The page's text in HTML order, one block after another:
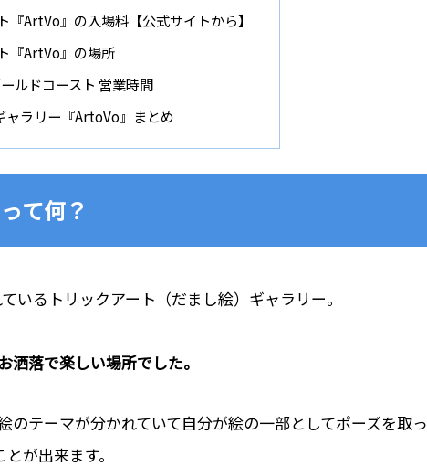
『ArtVo』の入場料【公式サイトから】
『ArtVo』の場所
ルドコースト 営業時間
ャラリー『ArtoVo』まとめ
て何？
いるトリックアート（だまし絵）ギャラリー。
落で楽しい場所でした。
のテーマが分かれていて自分が絵の一部としてポーズを取っ
が出来ます。